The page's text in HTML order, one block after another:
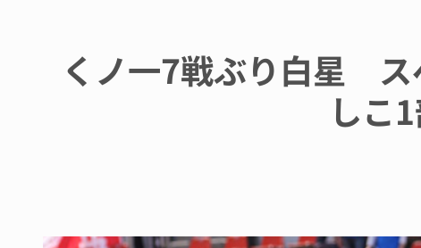
くノ一7戦ぶり白星
しこ